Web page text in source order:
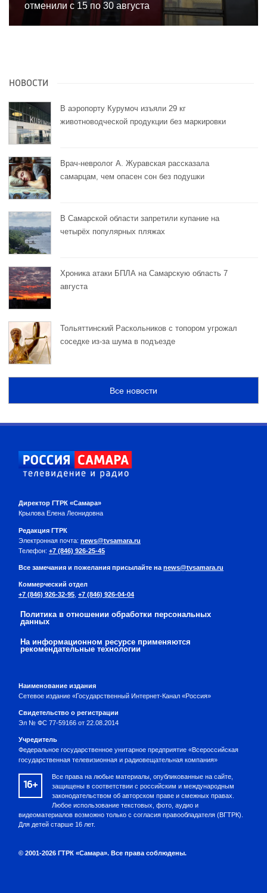
отменили с 15 по 30 августа
НОВОСТИ
В аэропорту Курумоч изъяли 29 кг
животноводческой продукции без маркировки
Врач-невролог А. Журавская рассказала
самарцам, чем опасен сон без подушки
В Самарской области запретили купание на
четырёх популярных пляжах
Хроника атаки БПЛА на Самарскую область 7
августа
Тольяттинский Раскольников с топором угрожал
соседке из-за шума в подъезде
Все новости
Директор ГТРК «Самара»
Крылова Елена Леонидовна
Редакция ГТРК
Электронная почта: news@tvsamara.ru
Телефон: +7 (846) 926-25-45
Все замечания и пожелания присылайте на news@tvsamara.ru
Коммерческий отдел
+7 (846) 926-32-95 +7 (846) 926-04-04
Политика в отношении обработки персональных
данных
На информационном ресурсе применяются
рекомендательные технологии
Наименование издания
Сетевое издание «Государственный Интернет-Канал «Россия»
Свидетельство о регистрации
Эл № ФС 77-59166 от 22.08.2014
Учредитель
Федеральное государственное унитарное предприятие «Всероссийская
государственная телевизионная и радиовещательная компания»
16+
Все права на любые материалы, опубликованные на сайте,
защищены в соответствии с российским и международным
законодательством об авторском праве и смежных правах.
Любое использование текстовых, фото, аудио и
видеоматериалов возможно только с согласия правообладателя (ВГТРК).
Для детей старше 16 лет.
© 2001-2026 ГТРК «Самара». Все права соблюдены.